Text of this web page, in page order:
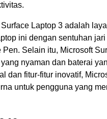
Laptop 3 adalah
ini dengan sentuhan jari
Selain itu, Microsoft
nyaman dan baterai
dan fitur-fitur inovatif,
untuk pengguna yang